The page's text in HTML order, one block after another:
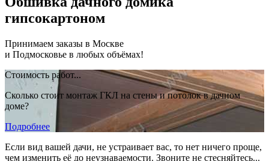
гипсокартоном
Принимаем заказы в Москве
и Подмосковье в любых объёмах!
Стоимость работ...
Сколько стоит монтаж ГКЛ на стены и потолок в дачном
доме?
Подробнее
Если вид вашей дачи, не устраивает вас, то нет ничего проще,
чем изменить её до неузнаваемости. Звоните не стесняйтесь...